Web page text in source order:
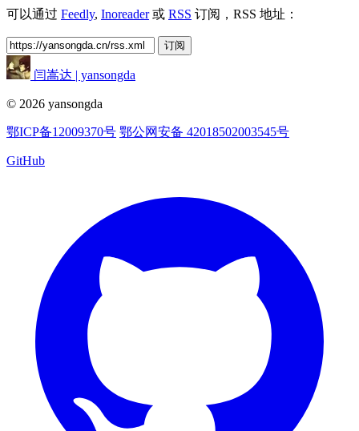
可以通过 Feedly, Inoreader或 RSS 订阅，RSS 地址：
订阅
闫嵩达 | yansongda
© 2026 yansongda
鄂ICP备12009370号 鄂公网安备 42018502003545号
GitHub